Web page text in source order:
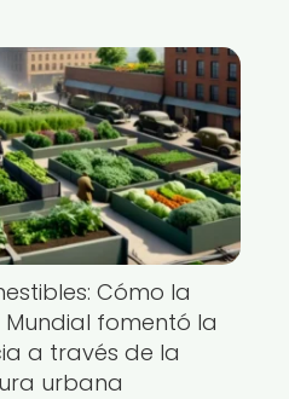
Cómo la
fomentó la
a través de la
urbana